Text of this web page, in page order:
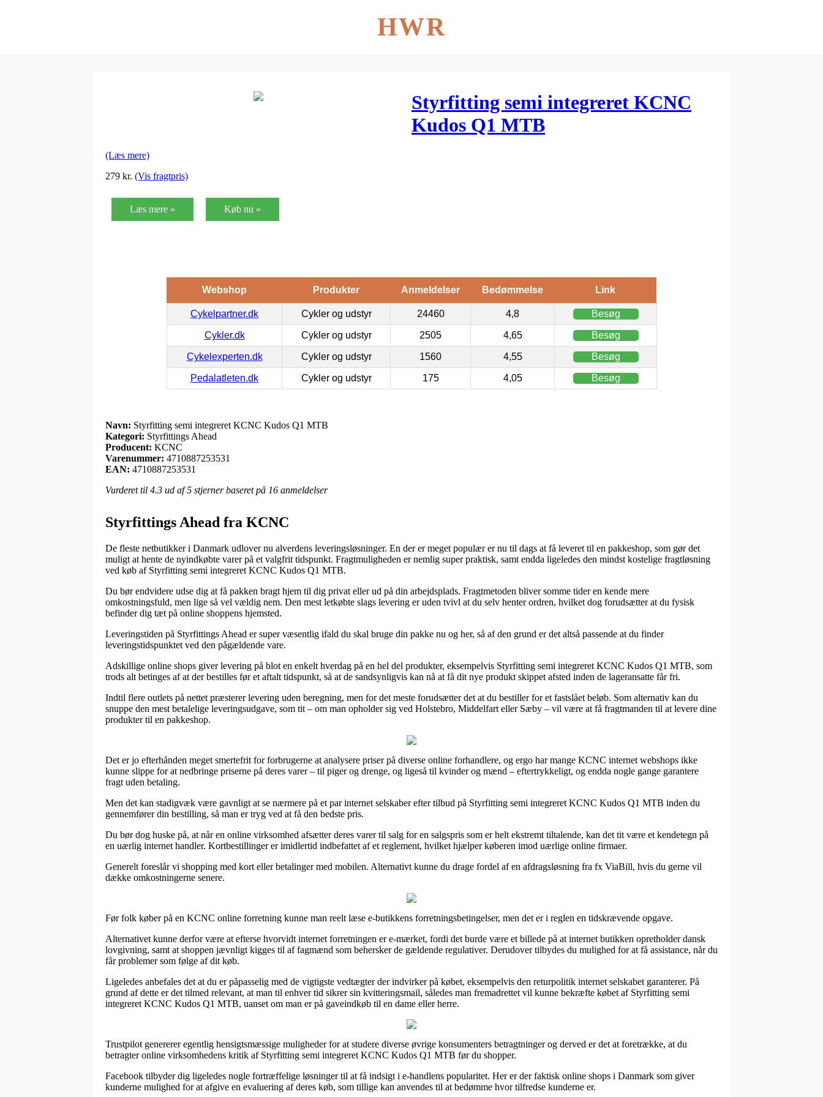
HWR
Styrfitting semi integreret KCNC
Kudos Q1 MTB
(Læs mere)
279 kr. (Vis fragtpris)
Læs mere » Køb nu »
Webshop Produkter Anmeldelser Bedømmelse Link
Cykelpartner.dk Cykler og udstyr 24460 4,8 Besøg
Cykler.dk Cykler og udstyr 2505 4,65 Besøg
Cykelexperten.dk Cykler og udstyr 1560 4,55 Besøg
Pedalatleten.dk Cykler og udstyr 175 4,05 Besøg
Navn: Styrfitting semi integreret KCNC Kudos Q1 MTB
Kategori: Styrfittings Ahead
Producent: KCNC
Varenummer: 4710887253531
EAN: 4710887253531
Vurderet til 4.3 ud af 5 stjerner baseret på 16 anmeldelser
Styrfittings Ahead fra KCNC
De fleste netbutikker i Danmark udlover nu alverdens leveringsløsninger. En der er meget populær er nu til dags at få leveret til en pakkeshop, som gør det
muligt at hente de nyindkøbte varer på et valgfrit tidspunkt. Fragtmuligheden er nemlig super praktisk, samt endda ligeledes den mindst kostelige fragtløsning
ved køb af Styrfitting semi integreret KCNC Kudos Q1 MTB.
Du bør endvidere udse dig at få pakken bragt hjem til dig privat eller ud på din arbejdsplads. Fragtmetoden bliver somme tider en kende mere
omkostningsfuld, men lige så vel vældig nem. Den mest letkøbte slags levering er uden tvivl at du selv henter ordren, hvilket dog forudsætter at du fysisk
befinder dig tæt på online shoppens hjemsted.
Leveringstiden på Styrfittings Ahead er super væsentlig ifald du skal bruge din pakke nu og her, så af den grund er det altså passende at du finder
leveringstidspunktet ved den pågældende vare.
Adskillige online shops giver levering på blot en enkelt hverdag på en hel del produkter, eksempelvis Styrfitting semi integreret KCNC Kudos Q1 MTB, som
trods alt betinges af at der bestilles før et aftalt tidspunkt, så at de sandsynligvis kan nå at få dit nye produkt skippet afsted inden de lageransatte får fri.
Indtil flere outlets på nettet præsterer levering uden beregning, men for det meste forudsætter det at du bestiller for et fastslået beløb. Som alternativ kan du
snuppe den mest betalelige leveringsudgave, som tit – om man opholder sig ved Holstebro, Middelfart eller Sæby – vil være at få fragtmanden til at levere dine
produkter til en pakkeshop.
Det er jo efterhånden meget smertefrit for forbrugerne at analysere priser på diverse online forhandlere, og ergo har mange KCNC internet webshops ikke
kunne slippe for at nedbringe priserne på deres varer – til piger og drenge, og ligeså til kvinder og mænd – eftertrykkeligt, og endda nogle gange garantere
fragt uden betaling.
Men det kan stadigvæk være gavnligt at se nærmere på et par internet selskaber efter tilbud på Styrfitting semi integreret KCNC Kudos Q1 MTB inden du
gennemfører din bestilling, så man er tryg ved at få den bedste pris.
Du bør dog huske på, at når en online virksomhed afsætter deres varer til salg for en salgspris som er helt ekstremt tiltalende, kan det tit være et kendetegn på
en uærlig internet handler. Kortbestillinger er imidlertid indbefattet af et reglement, hvilket hjælper køberen imod uærlige online firmaer.
Generelt foreslår vi shopping med kort eller betalinger med mobilen. Alternativt kunne du drage fordel af en afdragsløsning fra fx ViaBill, hvis du gerne vil
dække omkostningerne senere.
Før folk køber på en KCNC online forretning kunne man reelt læse e-butikkens forretningsbetingelser, men det er i reglen en tidskrævende opgave.
Alternativet kunne derfor være at efterse hvorvidt internet forretningen er e-mærket, fordi det burde være et billede på at internet butikken opretholder dansk
lovgivning, samt at shoppen jævnligt kigges til af fagmænd som behersker de gældende regulativer. Derudover tilbydes du mulighed for at få assistance, når du
får problemer som følge af dit køb.
Ligeledes anbefales det at du er påpasselig med de vigtigste vedtægter der indvirker på købet, eksempelvis den returpolitik internet selskabet garanterer. På
grund af dette er det tilmed relevant, at man til enhver tid sikrer sin kvitteringsmail, således man fremadrettet vil kunne bekræfte købet af Styrfitting semi
integreret KCNC Kudos Q1 MTB, uanset om man er på gaveindkøb til en dame eller herre.
Trustpilot genererer egentlig hensigtsmæssige muligheder for at studere diverse øvrige konsumenters betragtninger og derved er det at foretrække, at du
betragter online virksomhedens kritik af Styrfitting semi integreret KCNC Kudos Q1 MTB før du shopper.
Facebook tilbyder dig ligeledes nogle fortræffelige løsninger til at få indsigt i e-handlens popularitet. Her er der faktisk online shops i Danmark som giver
kunderne mulighed for at afgive en evaluering af deres køb, som tillige kan anvendes til at bedømme hvor tilfredse kunderne er.